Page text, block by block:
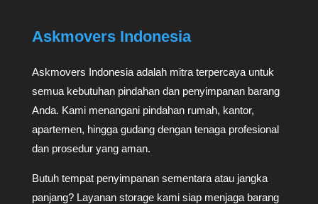
Askmovers Indonesia
Askmovers Indonesia adalah mitra terpercaya untuk
semua kebutuhan pindahan dan penyimpanan barang
Anda. Kami menangani pindahan rumah, kantor,
apartemen, hingga gudang dengan tenaga profesional
dan prosedur yang aman.
Butuh tempat penyimpanan sementara atau jangka
panjang? Layanan storage kami siap menjaga barang